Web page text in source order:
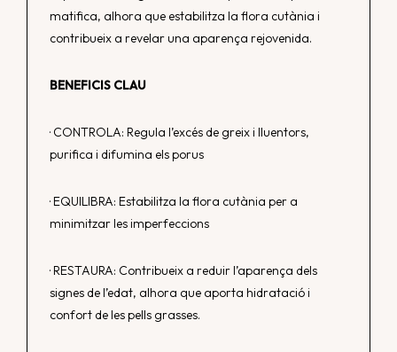
matifica, alhora que estabilitza la flora cutània i
contribueix a revelar una aparença rejovenida.
BENEFICIS CLAU
· CONTROLA: Regula l’excés de greix i lluentors,
purifica i difumina els porus
· EQUILIBRA: Estabilitza la flora cutània per a
minimitzar les imperfeccions
· RESTAURA: Contribueix a reduir l’aparença dels
signes de l’edat, alhora que aporta hidratació i
confort de les pells grasses.